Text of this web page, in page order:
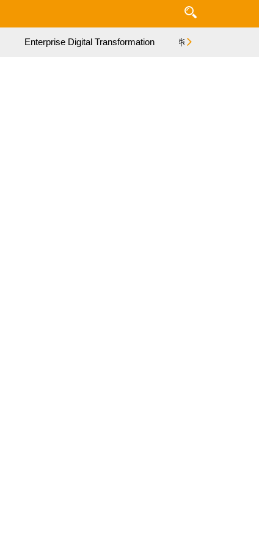
Enterprise Digital Transformation 特集